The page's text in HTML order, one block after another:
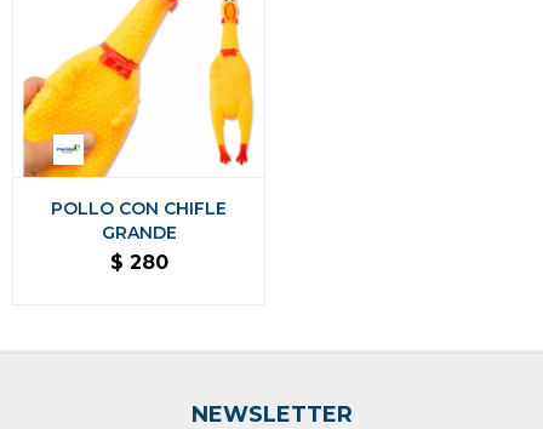
POLLO CON CHIFLE
GRANDE
$ 280
NEWSLETTER